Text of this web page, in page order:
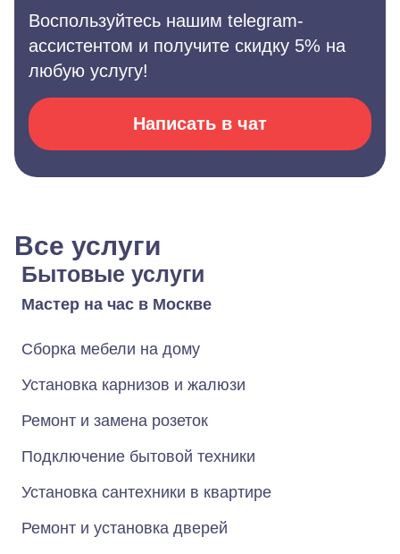
Воспользуйтесь нашим telegram-
ассистентом и получите скидку 5% на
любую услугу!
Написать в чат
Все услуги
Бытовые услуги
Мастер на час в Москве
Сборка мебели на дому
Установка карнизов и жалюзи
Ремонт и замена розеток
Подключение бытовой техники
Установка сантехники в квартире
Ремонт и установка дверей